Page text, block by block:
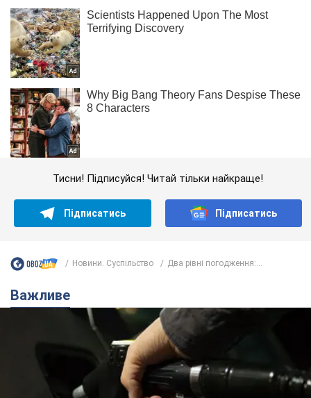
Тисни! Підписуйся! Читай тільки найкраще!
Підписатись Підписатись
Новини. Суспільство Два рівні погодження:...
Важливе